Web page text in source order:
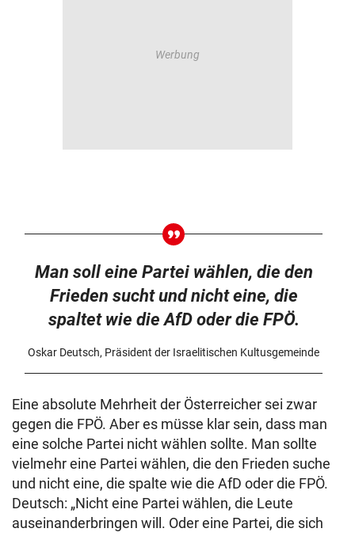
Man soll eine Partei wählen, die den
Frieden sucht und nicht eine, die
spaltet wie die AfD oder die FPÖ.
Oskar Deutsch, Präsident der Israelitischen Kultusgemeinde
Eine absolute Mehrheit der Österreicher sei zwar
gegen die FPÖ. Aber es müsse klar sein, dass man
eine solche Partei nicht wählen sollte. Man sollte
vielmehr eine Partei wählen, die den Frieden suche
und nicht eine, die spalte wie die AfD oder die FPÖ.
Deutsch: „Nicht eine Partei wählen, die Leute
auseinanderbringen will. Oder eine Partei, die sich